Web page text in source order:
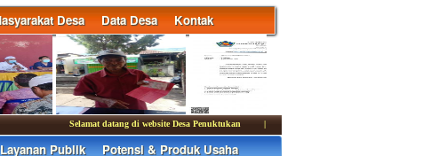
Desa Data Desa Kontak
Selamat datang di website Desa Penuktukan
Publik Potensi & Produk Usaha